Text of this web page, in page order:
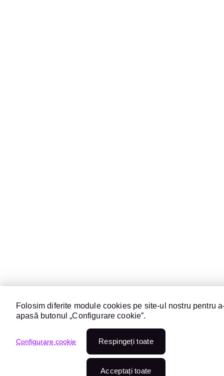
Folosim diferite module cookies pe site-ul nostru pentru
apasă butonul „Configurare cookie”.
Configurare cookie Respingeți toate
Acceptați toate